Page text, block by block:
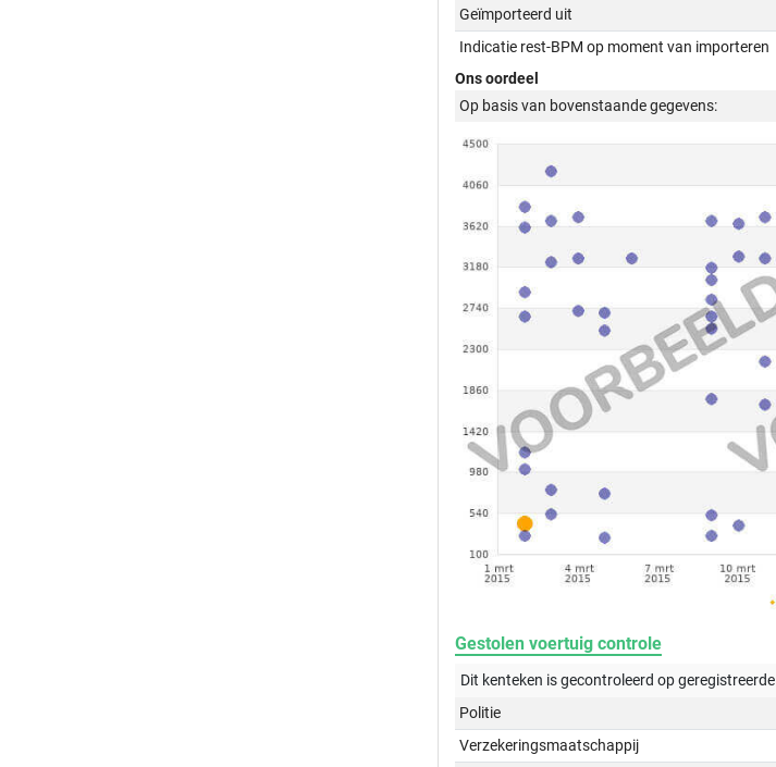
Geïmporteerd uit
Indicatie rest-BPM op moment van importeren
Ons oordeel
Op basis van bovenstaande gegevens:
Gestolen voertuig controle
Dit kenteken is gecontroleerd opgeregistreerde
Politie
Verzekeringsmaatschappij